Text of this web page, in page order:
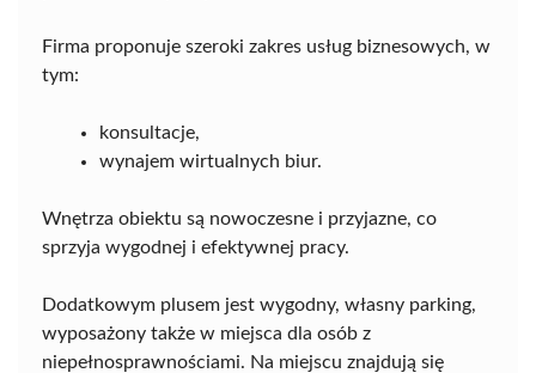
Firma proponuje szeroki zakres usług biznesowych, w
tym:
konsultacje,
wynajem wirtualnych biur.
Wnętrza obiektu są nowoczesne i przyjazne, co
sprzyja wygodnej i efektywnej pracy.
Dodatkowym plusem jest wygodny, własny parking,
wyposażony także w miejsca dla osób z
niepełnosprawnościami. Na miejscu znajdują się